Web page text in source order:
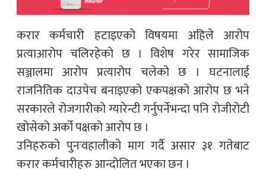
करार कर्मचारी हटाइएको विषयमा अहिले आरोप
प्रत्याआरोप चलिरहेको छ । विशेष गरेर सामाजिक
सञ्जालमा आरोप प्रत्यारोप चलेको छ । घटनालाई
राजनितिक दाउपेच बनाइएको एकपक्षको आरोप छ भने
सरकारले रोजगारीको ग्यारेन्टी गर्नुपर्नेभन्दा पनि रोजीरोटी
खोसेको अर्को पक्षको आरोप छ ।
उनिहरुको पुनःवहालीको माग गर्दै असार ३१ गतेबाट
करार कर्मचारीहरु आन्दोलित भएका छन ।